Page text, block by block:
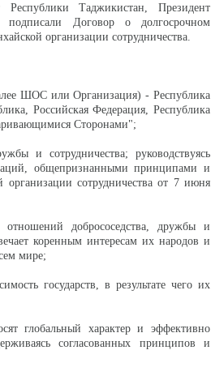
Таджикистан, Президент
подписали Договор о долгосрочном
организации сотрудничества.
ШОС или Организация) - Республика
Российская Федерация, Республика
Сторонами";
и сотрудничества; руководствуясь
общепризнанными принципами и
сотрудничества от 7 июня
добрососедства, дружбы и
коренным интересам их народов и
мире;
государств, в результате чего их
глобальный характер и эффективно
согласованных принципов и